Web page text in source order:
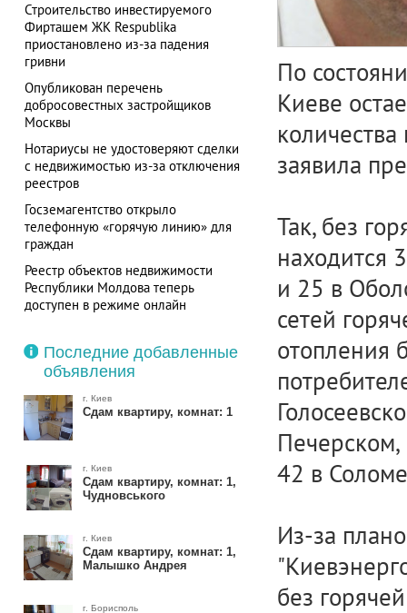
Строительство инвестируемого
Фирташем ЖК Respublika
приостановлено из-за падения
гривни
Опубликован перечень
добросовестных застройщиков
Москвы
Нотариусы не удостоверяют сделки
с недвижимостью из-за отключения
реестров
Госземагентство открыло
телефонную «горячую линию» для
граждан
Реестр объектов недвижимости
Республики Молдова теперь
доступен в режиме онлайн
пользования
Последние добавленные
объявления
г. Киев
Сдам квартиру, комнат: 1
г. Киев
Сдам квартиру, комнат: 1,
Чудновського
г. Киев
Сдам квартиру, комнат: 1,
Малышко Андрея
г. Борисполь
По
Киеве
заявила
Так, без
находится
и 25 в
сетей
отопления
42 в
Из-за
без